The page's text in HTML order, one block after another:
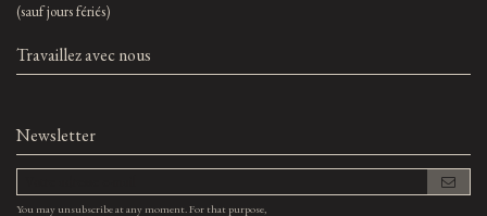
(sauf jours fériés)
Travaillez avec nous
Newsletter
You may unsubscribe at any moment. For that purpose,